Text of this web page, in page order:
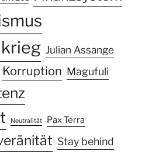
Julian Assange
Korruption Magufuli
Neutralität Pax Terra
Stay behind